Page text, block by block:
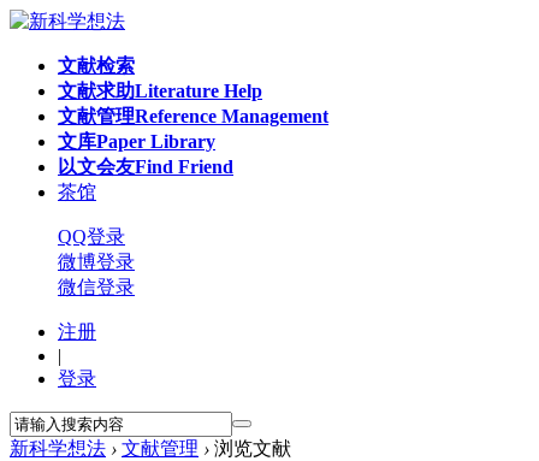
文献检索
文献求助Literature Help
文献管理Reference Management
文库Paper Library
以文会友Find Friend
茶馆
QQ登录
微博登录
微信登录
注册
|
登录
新科学想法 › 文献管理 › 浏览文献